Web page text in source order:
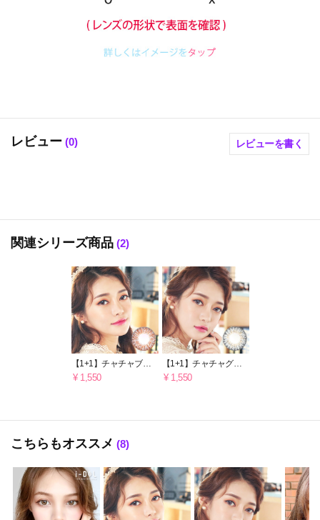
レビュー (0) レビューを書く
関連シリーズ商品 (2)
【1+1】チャチャブラ
ウン 1年用
¥ 1,550
【1+1】チャチャグレ
ー 1年用
¥ 1,550
こちらもオススメ (8)